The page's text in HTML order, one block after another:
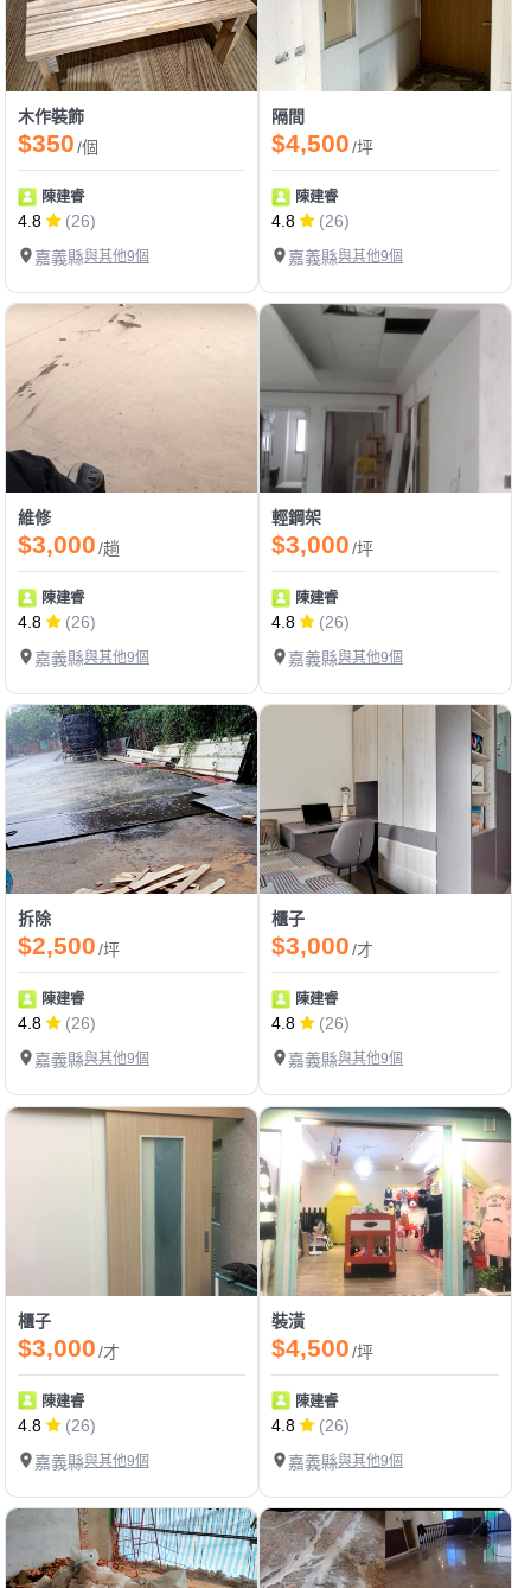
木作裝飾
$350/個
陳建睿
4.8
(26)
嘉義縣與其他9個
隔間
$4,500/坪
陳建睿
4.8
(26)
嘉義縣與其他9個
維修
$3,000/趟
陳建睿
4.8
(26)
嘉義縣與其他9個
輕鋼架
$3,000/坪
陳建睿
4.8
(26)
嘉義縣與其他9個
拆除
$2,500/坪
陳建睿
4.8
(26)
嘉義縣與其他9個
櫃子
$3,000/才
陳建睿
4.8
(26)
嘉義縣與其他9個
櫃子
$3,000/才
陳建睿
4.8
(26)
嘉義縣與其他9個
裝潢
$4,500/坪
陳建睿
4.8
(26)
嘉義縣與其他9個